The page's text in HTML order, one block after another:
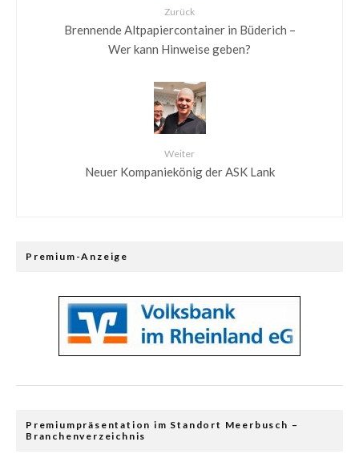
Zurück
Brennende Altpapiercontainer in Büderich –
Wer kann Hinweise geben?
Weiter
Neuer Kompaniekönig der ASK Lank
Premium-Anzeige
Premiumpräsentation im Standort Meerbusch –
Branchenverzeichnis